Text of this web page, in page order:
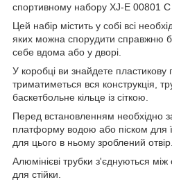
спортивному набору XJ-E 00801 С
Цей набір містить у собі всі
яких можна спорудити справжню
себе вдома або у дворі.
У коробці ви знайдете
триматиметься вся конструкція,
баскетбольне кільце із сіткою.
Перед встановленням необхідно
платформу водою або піском для
для цього в ньому зроблений отвір.
Алюмінієві трубки з'єднуються
для стійки.